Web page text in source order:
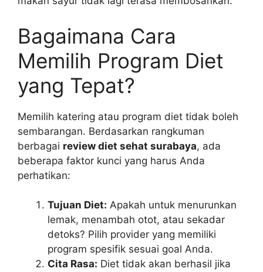
Bagaimana Cara
Memilih Program Diet
yang Tepat?
Memilih katering atau program diet tidak boleh
sembarangan. Berdasarkan rangkuman
berbagai review diet sehat surabaya, ada
beberapa faktor kunci yang harus Anda
perhatikan:
Tujuan Diet: Apakah untuk menurunkan
lemak, menambah otot, atau sekadar
detoks? Pilih provider yang memiliki
program spesifik sesuai goal Anda.
Cita Rasa: Diet tidak akan berhasil jika